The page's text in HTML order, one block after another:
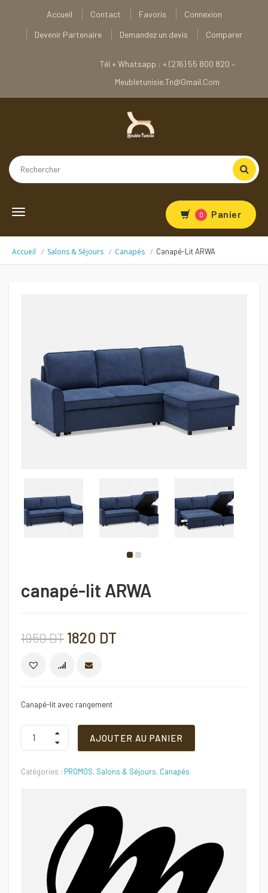
Accueil Contact Favoris
Connexion
Devenir Partenaire
Demandez un devis Comparer
Tél + Whatsapp : + (216) 55 800 820 –
Meubletunisie.tn@gmail.com
Toggle
0 Panier
Accueil Salons & Séjours Canapés Canapé-Lit ARWA
canapé-lit ARWA
1950DT Le
prix
était :
1950 DT.
1820 DT
est :
1820 DT.
COMPARER
Canapé-lit avec rangement
canapé-
ARWA
AJOUTER AU PANIER
Catégories : PROMOS, Salons & Séjours, Canapés